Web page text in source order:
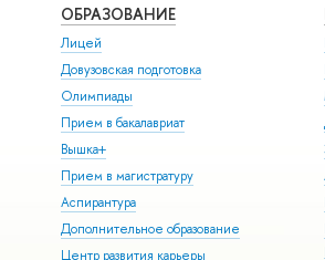
ОБРАЗОВАНИЕ
Лицей
Довузовская подготовка
Олимпиады
Прием в бакалавриат
Вышка+
Прием в магистратуру
Аспирантура
Дополнительное образование
Центр развития карьеры